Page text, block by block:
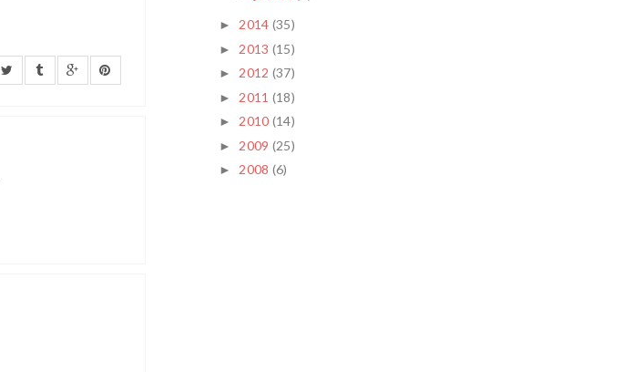
►2014 (35)
► 2013 (15)
►2012 (37)
► 2011 (18)
►2010 (14)
► 2009 (25)
►2008 (6)